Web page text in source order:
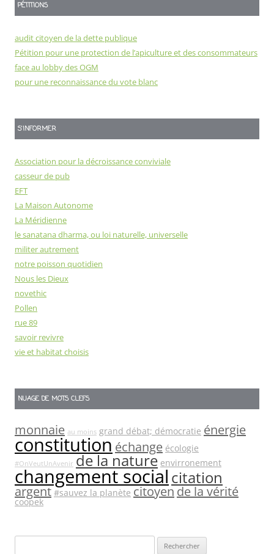
PÉTITIONS
audit citoyen de la dette publique
Pétition pour une protection de l’apiculture et des consommateurs
face au lobby des OGM
pour une reconnaissance du vote blanc
S'INFORMER
Association pour la décroissance conviviale
casseur de pub
EFT
La Maison Autonome
La Méridienne
le sanatana dharma, ou loi naturelle, universelle
militer autrement
notre poisson quotidien
Nous les Dieux
novethic
Pollen
rue 89
savoir revivre
vie et habitat choisis
NUAGE DE MOTS CLEFS
monnaie au moins grand débat; démocratie énergie
constitution échange écologie
#OnVeutUnAvenir de la nature envirronement
changement social citation
argent #sauvez la planète citoyen de la vérité
coopek